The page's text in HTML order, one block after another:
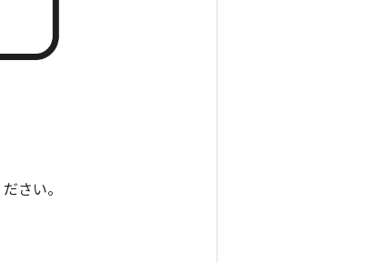
さい。